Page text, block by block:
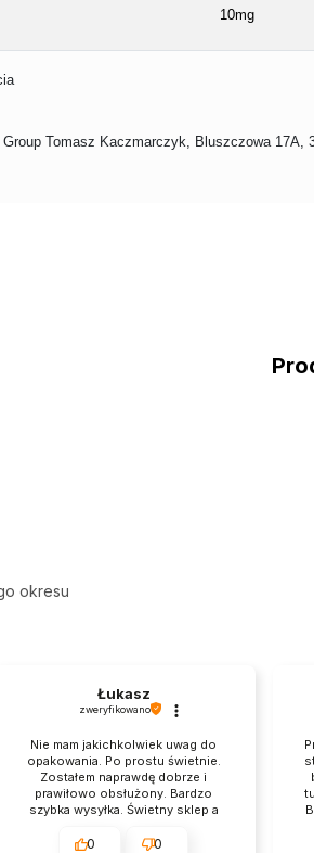
10mg
Tomasz Kaczmarczyk, Bluszczowa 17A,
okresu
Łukasz
zweryfikowano
Nie mam jakichkolwiek uwag do
opakowania. Po prostu świetnie.
Zostałem naprawdę dobrze i
prawiłowo obsłużony. Bardzo
szybka wysyłka. Świetny sklep a
poziomie.
0 0